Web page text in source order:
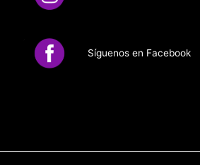
Síguenos en Facebook